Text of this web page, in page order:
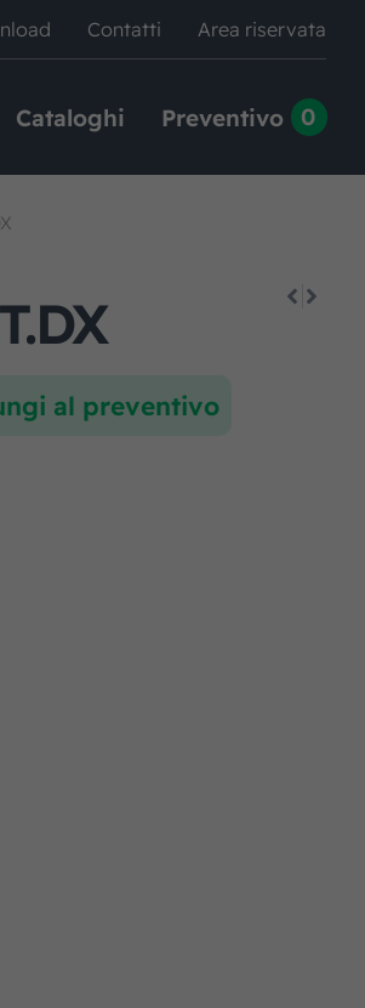
Contatti Area riservata
Cataloghi Preventivo 0
al preventivo